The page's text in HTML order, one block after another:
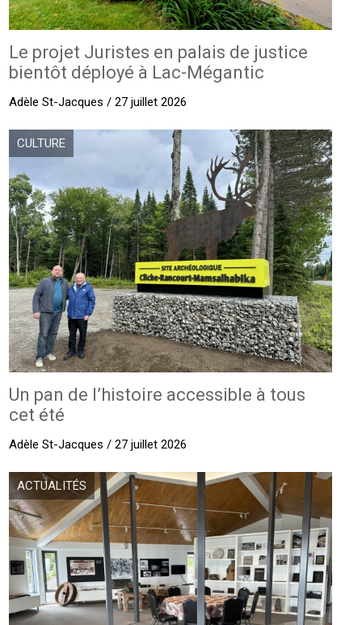
Le projet Juristes en palais de justice
bientôt déployé à Lac-Mégantic
Adèle St-Jacques / 27 juillet 2026
CULTURE
Un pan de l’histoire accessible à tous
cet été
Adèle St-Jacques / 27 juillet 2026
ACTUALITÉS